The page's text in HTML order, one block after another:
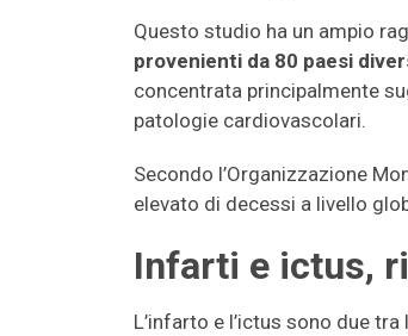
Questo studio ha un ampio
provenienti da 80 paesi
concentrata principalmente
patologie cardiovascolari.
Secondo l’Organizzazione
elevato di decessi a livello
Infarti e ictus,
L’infarto e l’ictus sono due